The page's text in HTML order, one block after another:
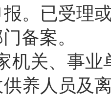
。已受理
备案。
机关、事
养人员及